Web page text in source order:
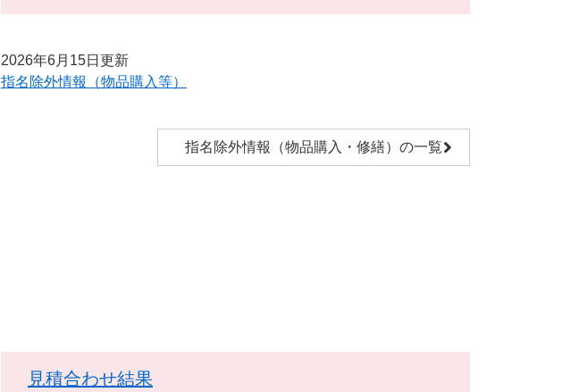
2026年6月15日更新
指名除外情報（物品購入等）
指名除外情報（物品購入・修繕）の一覧
見積合わせ結果